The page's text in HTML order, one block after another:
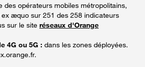
des opérateurs mobiles métropolitains,
æquo sur 251 des 258 indicateurs
sur le site réseaux d'Orange
4G ou 5G : dans les zones déployées.